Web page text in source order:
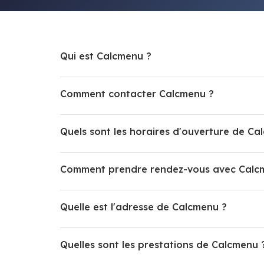
Qui est Calcmenu ?
Comment contacter Calcmenu ?
Quels sont les horaires d'ouverture de
Comment prendre rendez-vous avec
Quelle est l'adresse de Calcmenu ?
Quelles sont les prestations de Calcmenu